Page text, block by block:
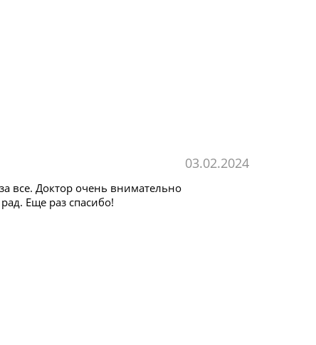
03.02.2024
все. Доктор очень внимательно
Еще раз спасибо!